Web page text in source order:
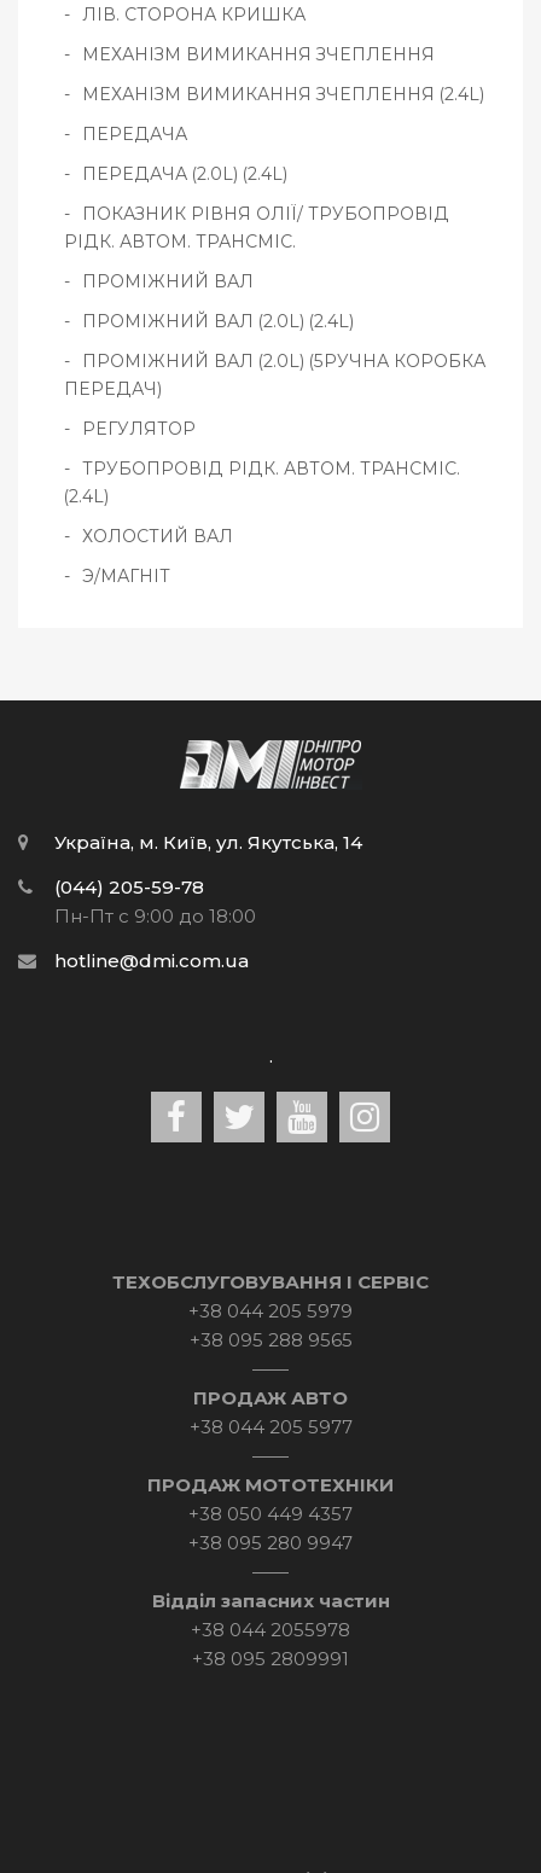
ЛІВ. СТОРОНА КРИШКА
МЕХАНІЗМ ВИМИКАННЯ ЗЧЕПЛЕННЯ
МЕХАНІЗМ ВИМИКАННЯ ЗЧЕПЛЕННЯ (2.4L)
ПЕРЕДАЧА
ПЕРЕДАЧА (2.0L) (2.4L)
ПОКАЗНИК РІВНЯ ОЛІЇ/ ТРУБОПРОВІД
РІДК. АВТОМ. ТРАНСМІС.
ПРОМІЖНИЙ ВАЛ
ПРОМІЖНИЙ ВАЛ (2.0L) (2.4L)
ПРОМІЖНИЙ ВАЛ (2.0L) (5РУЧНА КОРОБКА
ПЕРЕДАЧ)
РЕГУЛЯТОР
ТРУБОПРОВІД РІДК. АВТОМ. ТРАНСМІС.
(2.4L)
ХОЛОСТИЙ ВАЛ
Э/МАГНІТ
Україна, м. Київ, ул. Якутська, 14
(044) 205-59-78
Пн-Пт с 9:00 до 18:00
hotline@dmi.com.ua
.
ТЕХОБСЛУГОВУВАННЯ І СЕРВІС
+38 044 205 5979
+38 095 288 9565
——
ПРОДАЖ АВТО
+38 044 205 5977
——
ПРОДАЖ МОТОТЕХНІКИ
+38 050 449 4357
+38 095 280 9947
——
Відділ запасних частин
+38 044 2055978
+38 095 2809991